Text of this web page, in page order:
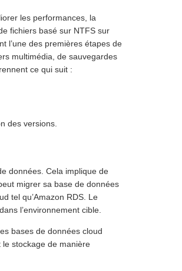
les performances, la
fichiers basé sur NTFS sur
l’une des premières étapes de
multimédia, de sauvegardes
ce qui suit :
des versions.
données. Cela implique de
migrer sa base de données
tel qu’Amazon RDS. Le
l’environnement cible.
bases de données cloud
stockage de manière